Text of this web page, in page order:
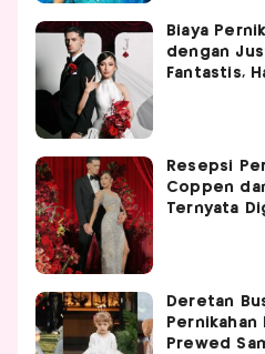
Biaya
dengan
Fantastis,
Resepsi
Coppen
Ternyata
Deretan
Pernikahan
Prewed